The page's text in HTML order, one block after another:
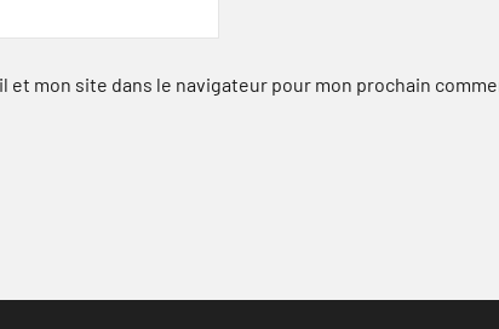
et mon site dans le navigateur pour mon prochain